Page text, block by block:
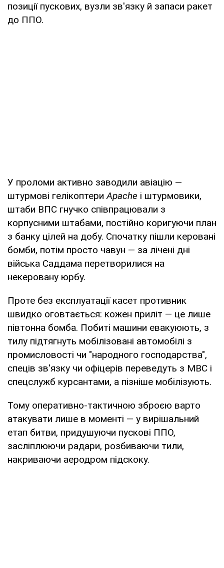
позиції пускових, вузли зв'язку й запаси ракет
до ППО.
У проломи активно заводили авіацію —
штурмові гелікоптериApache і штурмовики,
штаби ВПС гнучко співпрацювали з
корпусними штабами, постійно коригуючи план
з банку цілей на добу. Спочатку пішли керовані
бомби, потім просто чавун — за лічені дні
війська Саддама перетворилися на
некеровану юрбу.
Проте без експлуатації касет противник
швидко оговтається: кожен приліт — це лише
півтонна бомба. Побиті машини евакуюють, з
тилу підтягнуть мобілізовані автомобілі з
промисловості чи "народного господарства",
спеців зв'язку чи офіцерів переведуть з МВС і
спецслужб курсантами, а пізніше мобілізують.
Тому оперативно-тактичною зброєю варто
атакувати лише в моменті — у вирішальний
етап битви, придушуючи пускові ППО,
засліплюючи радари, розбиваючи тили,
накриваючи аеродром підскоку.